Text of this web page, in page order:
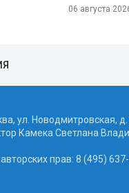
06 августа
ул. Новодмитровская,
Камека Светлана
прав: 8 (495)